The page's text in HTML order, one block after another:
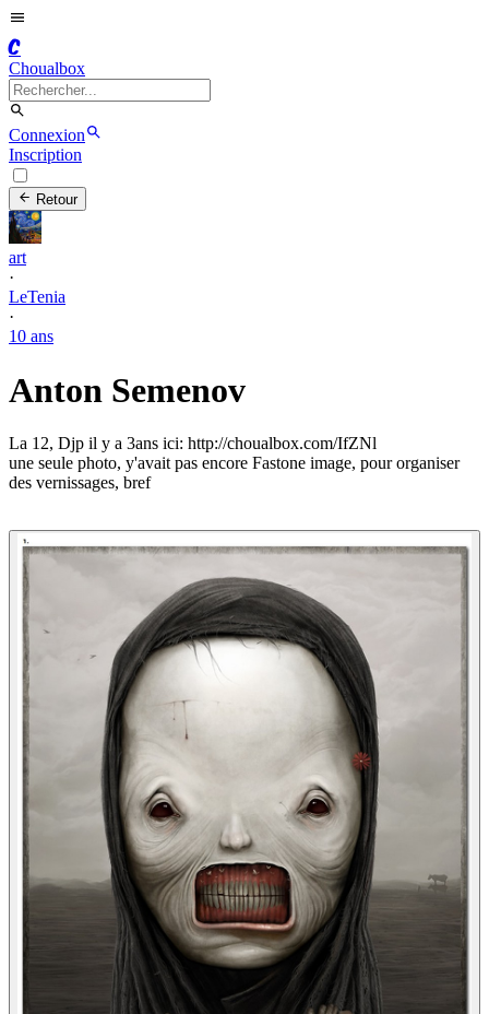
C
Choualbox
Connexion
Inscription
Retour
art
·
LeTenia
·
10 ans
Anton Semenov
La 12, Djp il y a 3ans ici: http://choualbox.com/IfZNl
une seule photo, y'avait pas encore Fastone image, pour organiser
des vernissages, bref